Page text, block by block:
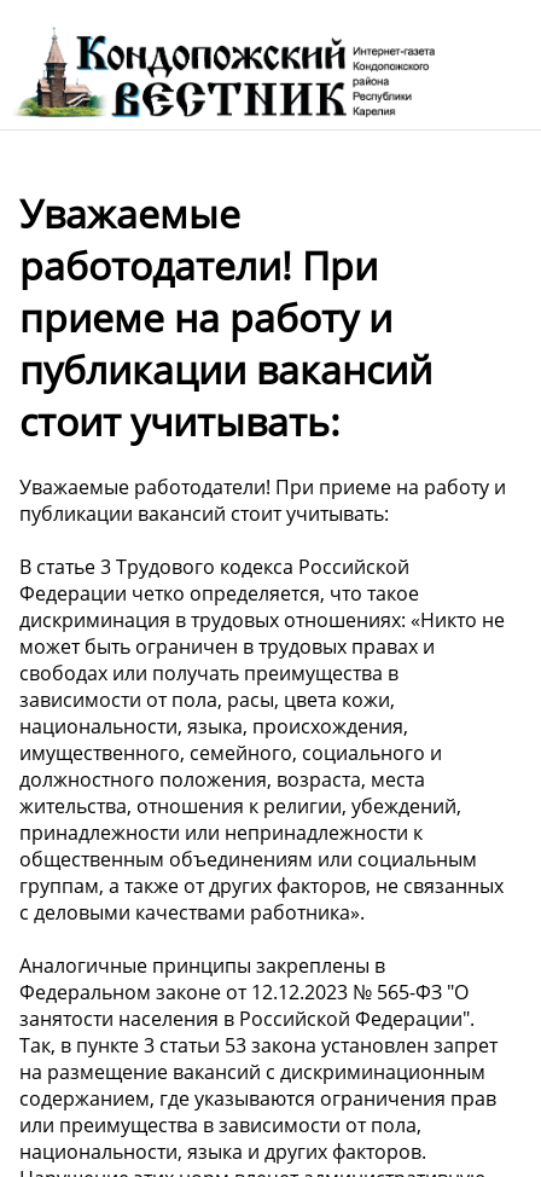
Уважаемые
работодатели! При
приеме на работу и
публикации вакансий
стоит учитывать:
Уважаемые работодатели! При приеме на работу и
публикации вакансий стоит учитывать:
В статье 3 Трудового кодекса Российской
Федерации четко определяется, что такое
дискриминация в трудовых отношениях: «Никто не
может быть ограничен в трудовых правах и
свободах или получать преимущества в
зависимости от пола, расы, цвета кожи,
национальности, языка, происхождения,
имущественного, семейного, социального и
должностного положения, возраста, места
жительства, отношения к религии, убеждений,
принадлежности или непринадлежности к
общественным объединениям или социальным
группам, а также от других факторов, не связанных
с деловыми качествами работника».
Аналогичные принципы закреплены в
Федеральном законе от 12.12.2023 № 565-ФЗ "О
занятости населения в Российской Федерации".
Так, в пункте 3 статьи 53 закона установлен запрет
на размещение вакансий с дискриминационным
содержанием, где указываются ограничения прав
или преимущества в зависимости от пола,
национальности, языка и других факторов.